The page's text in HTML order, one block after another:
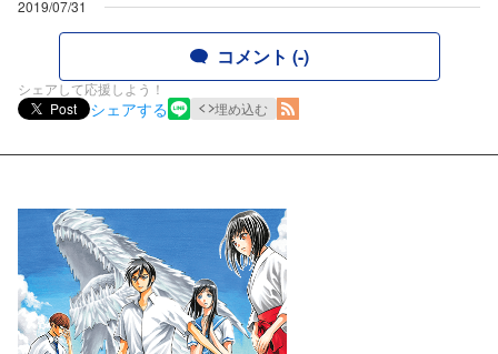
2019/07/31
コメント (-)
シェアして応援しよう！
Post
シェアする 埋め込む